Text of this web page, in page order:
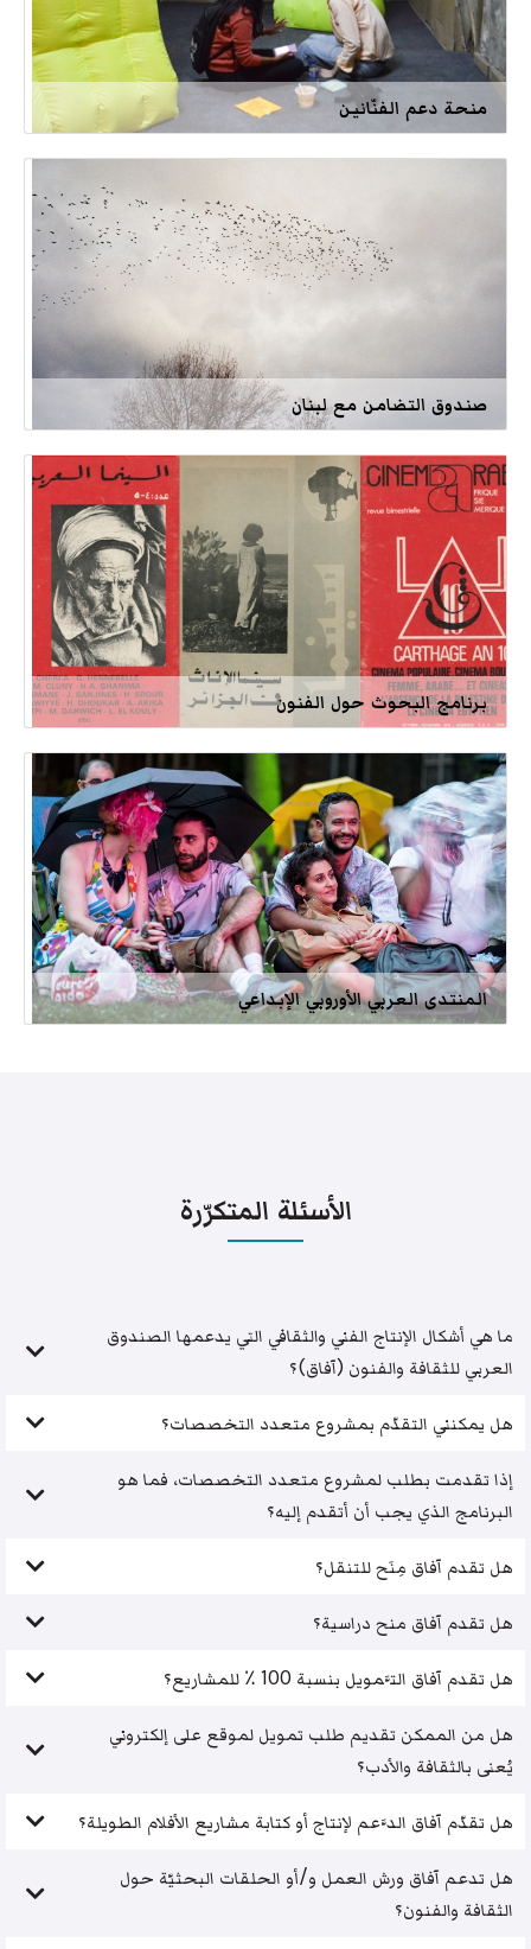
منحة دعم الفنّانين
صندوق التضامن مع لبنان
برنامج البحوث حول الفنون
المنتدى العربي الأوروبي الإبداعي
الأسئلة المتكرّرة
ما هي أشكال الإنتاج الفني والثقافي التي يدعمها الصندوق
العربي للثقافة والفنون (آفاق)؟
هل يمكنني التقدّم بمشروع متعدد التخصصات؟
إذا تقدمت بطلب لمشروع متعدد التخصصات، فما هو
البرنامج الذي يجب أن أتقدم إليه؟
هل تقدم آفاق مِنَح للتنقل؟
هل تقدم آفاق منح دراسية؟
هل تقدم آفاق التَّمويل بنسبة 100 ٪ للمشاريع؟
هل من الممكن تقديم طلب تمويل لموقع على إلكتروني
يُعنى بالثقافة والأدب؟
هل تقدّم آفاق الدَّعم لإنتاج أو كتابة مشاريع الأفلام الطويلة؟
هل تدعم آفاق ورش العمل و/أو الحلقات البحثيّة حول
الثقافة والفنون؟